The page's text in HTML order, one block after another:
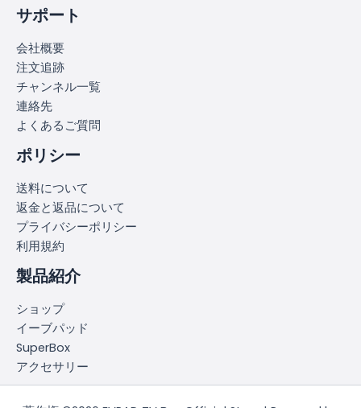
サポート
会社概要
注文追跡
チャンネル一覧
連絡先
よくあるご質問
ポリシー
送料について
返金と返品について
プライバシーポリシー
利用規約
製品紹介
ショップ
イーブパッド
SuperBox
アクセサリー